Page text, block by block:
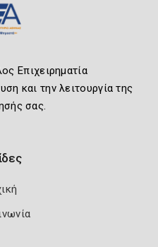
Επιχειρηματία
και την λειτουργία της
σας.